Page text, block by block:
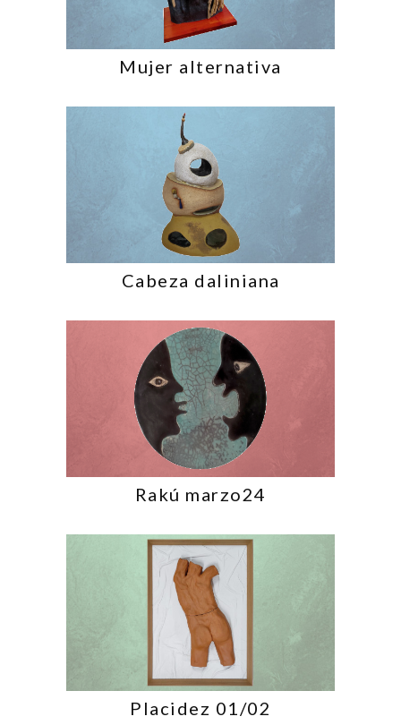
Mujer alternativa
Cabeza daliniana
Rakú marzo24
Placidez 01/02